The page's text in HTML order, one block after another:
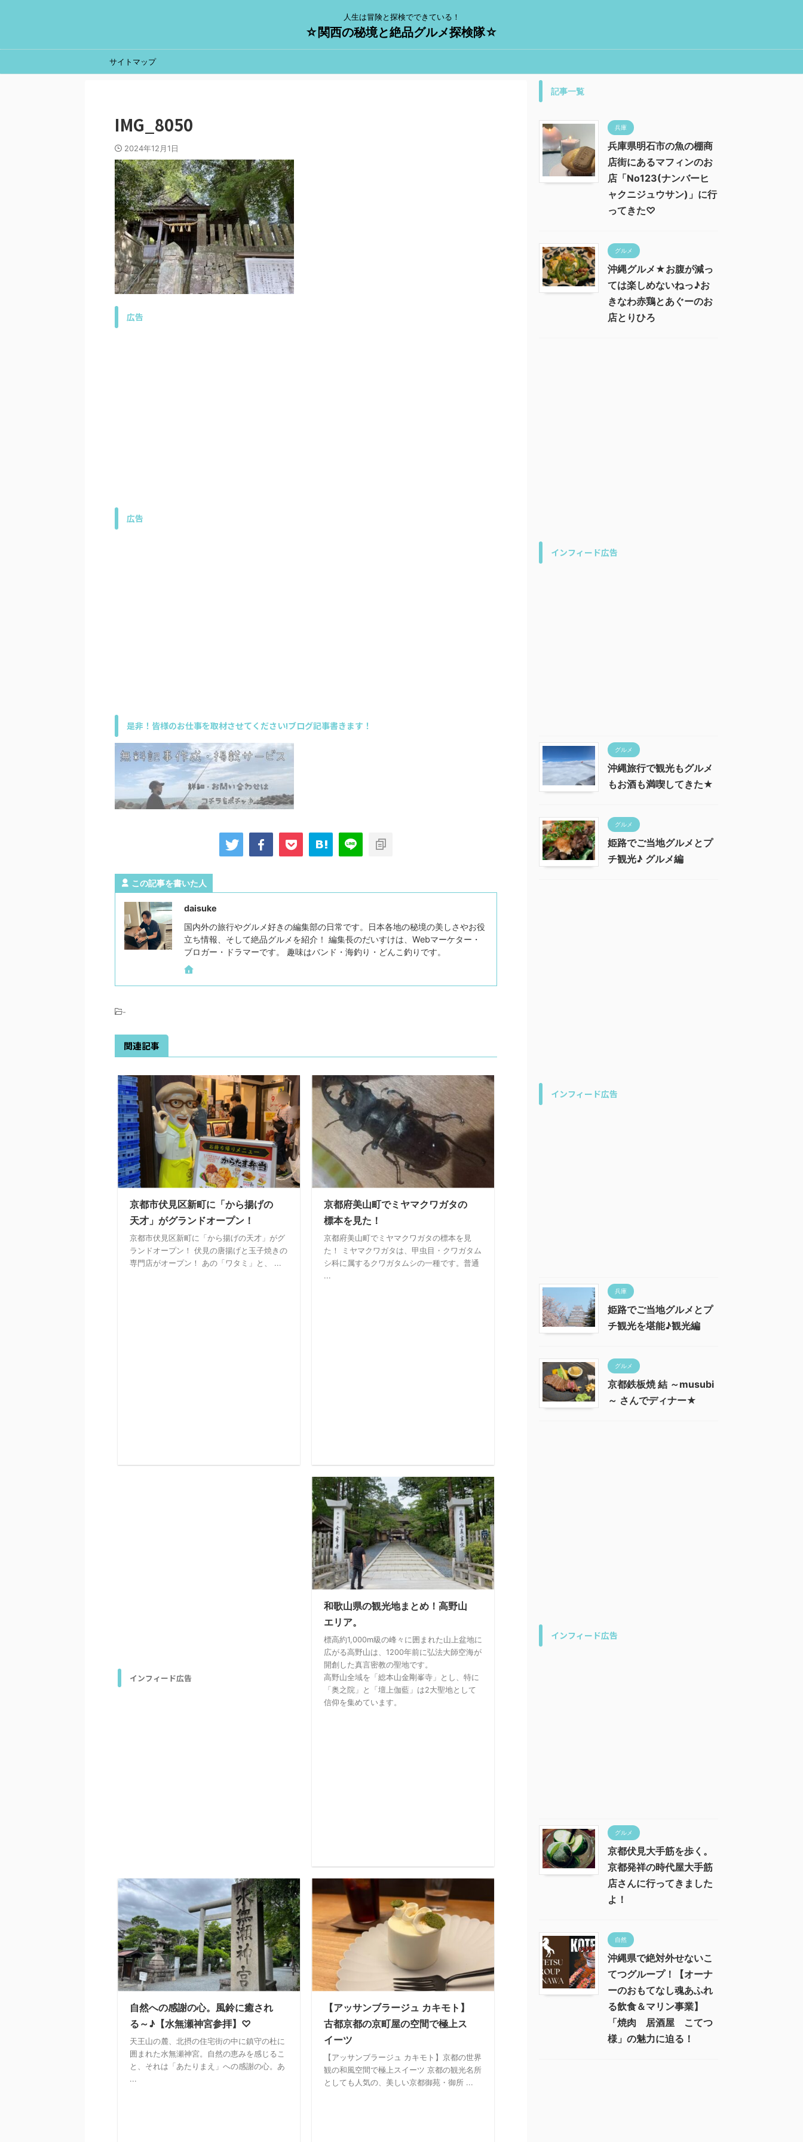
人生は冒険と探検でできている！
☆関西の秘境と絶品グルメ探検隊☆
サイトマップ
IMG_8050
2024年12月1日
広告
広告
是非！皆様のお仕事を取材させてください!ブログ記事書きます！
この記事を書いた人
daisuke
国内外の旅行やグルメ好きの編集部の日常です。日本各地の秘境の美しさやお役
立ち情報、そして絶品グルメを紹介！ 編集長のだいすけは、Webマーケター・
ブロガー・ドラマーです。 趣味はバンド・海釣り・どんこ釣りです。
-
関連記事
京都市伏見区新町に「から揚げの
天才」がグランドオープン！
京都市伏見区新町に「から揚げの天才」がグ
ランドオープン！ 伏見の唐揚げと玉子焼きの
専門店がオープン！ あの「ワタミ」と、 ...
京都府美山町でミヤマクワガタの
標本を見た！
京都府美山町でミヤマクワガタの標本を見
た！ ミヤマクワガタは、甲虫目・クワガタム
シ科に属するクワガタムシの一種です。普通
...
インフィード広告
和歌山県の観光地まとめ！高野山
エリア。
標高約1,000m級の峰々に囲まれた山上盆地に
広がる高野山は、1200年前に弘法大師空海が
開創した真言密教の聖地です。
高野山全域を「総本山金剛峯寺」とし、特に
「奥之院」と「壇上伽藍」は2大聖地として
信仰を集めています。
自然への感謝の心。風鈴に癒され
る～♪【水無瀬神宮参拝】♡
天王山の麓、北摂の住宅街の中に鎮守の杜に
囲まれた水無瀬神宮。自然の恵みを感じるこ
と、それは「あたりまえ」への感謝の心。あ
...
【アッサンブラージュ カキモト】
古都京都の京町屋の空間で極上ス
イーツ
【アッサンブラージュ カキモト】京都の世界
観の和風空間で極上スイーツ 京都の観光名所
としても人気の、美しい京都御苑・御所 ...
記事一覧
兵庫
兵庫県明石市の魚の棚商
店街にあるマフィンのお
店「No123(ナンバーヒ
ャクニジュウサン)」に行
ってきた♡
グルメ
沖縄グルメ★お腹が減っ
ては楽しめないねっ♪お
きなわ赤鶏とあぐーのお
店とりひろ
インフィード広告
グルメ
沖縄旅行で観光もグルメ
もお酒も満喫してきた★
グルメ
姫路でご当地グルメとプ
チ観光♪ グルメ編
インフィード広告
兵庫
姫路でご当地グルメとプ
チ観光を堪能♪観光編
グルメ
京都鉄板焼 結 ～musubi
～ さんでディナー★
インフィード広告
グルメ
京都伏見大手筋を歩く。
京都発祥の時代屋大手筋
店さんに行ってきました
よ！
自然
沖縄県で絶対外せないこ
てつグループ！【オーナ
ーのおもてなし魂あふれ
る飲食＆マリン事業】
「焼肉 居酒屋 こてつ
様」の魅力に迫る！